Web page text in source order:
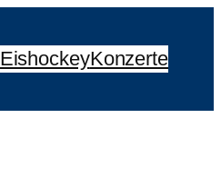
EishockeyKonzerte